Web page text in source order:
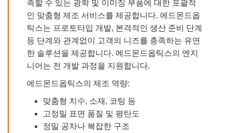
족할 수 있는 광학 및 이미징 부품에 대한 포괄적
인 맞춤형 제조 서비스를 제공합니다. 에드몬드옵
틱스는 프로토타입 개발, 본격적인 생산 준비 단계
등 단계와 관계없이 고객의 니즈를 충족하는 유연
한 솔루션을 제공합니다. 에드몬드옵틱스의 엔지
니어는 전 개발 과정을 지원합니다.
에드몬드옵틱스의 제조 역량:
맞춤형 치수, 소재, 코팅 등
고정밀 표면 품질 및 평탄도
정밀 공차나 복잡한 구조